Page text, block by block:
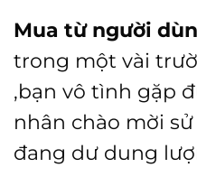
Mua từ người
trong một vài
,bạn vô tình gặp
nhân chào mời
đang dư dung